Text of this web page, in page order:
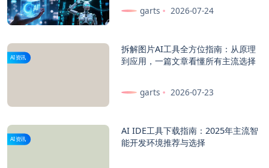
garts 2026-07-24
AI资讯
拆解图片AI工具全方位指南：从原理
到应用，一篇文章看懂所有主流选择
garts 2026-07-23
AI资讯
AI IDE工具下载指南：2025年主流智
能开发环境推荐与选择